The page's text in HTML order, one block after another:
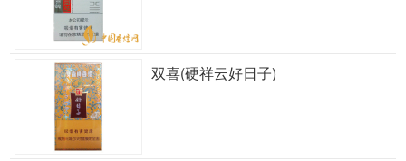
双喜(硬祥云好日子)